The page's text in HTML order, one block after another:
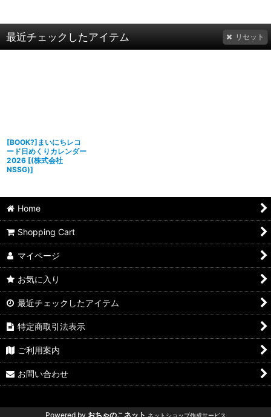
最近チェックしたアイテム リセット
[BOOK?]まいにちレコ
ード日めくりカレンダー
2026 [(株式会社
NSSG)]
Home
Shopping Cart
マイページ
お気に入り
最近チェックしたアイテム
特定商取引法表示
ご利用案内
お問い合わせ
Powered by おちゃのこネット ネットショップ作成サービス